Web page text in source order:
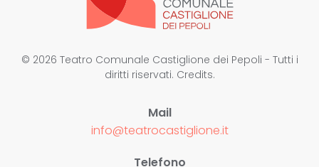
© 2026 Teatro Comunale Castiglione dei Pepoli - Tutti i
diritti riservati. Credits.
Mail
info@teatrocastiglione.it
Telefono